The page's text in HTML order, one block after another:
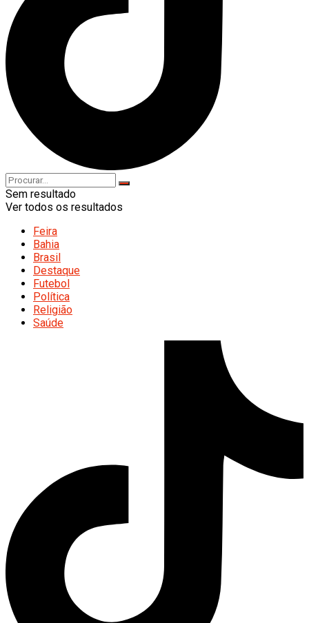
Sem resultado
Ver todos os resultados
Feira
Bahia
Brasil
Destaque
Futebol
Política
Religião
Saúde